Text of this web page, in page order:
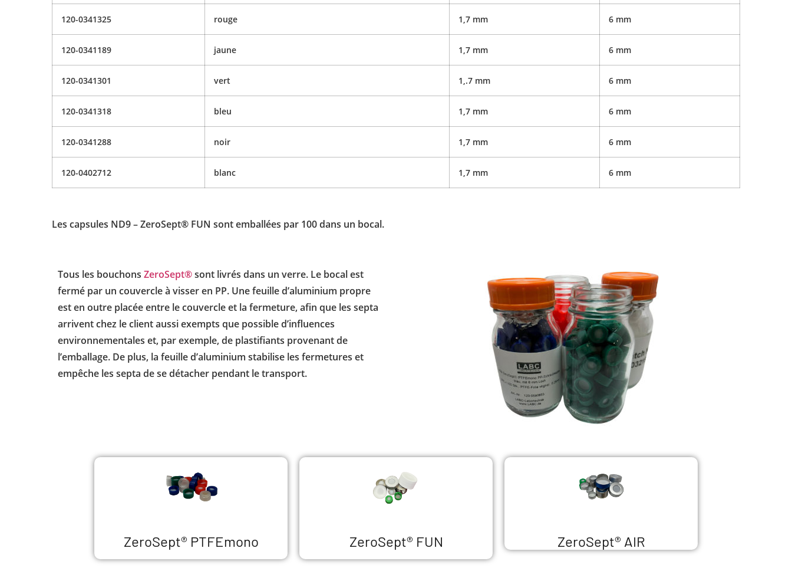
120-0341325 rouge 1,7 mm 6 mm
120-0341189 jaune 1,7 mm 6 mm
120-0341301 vert 1,.7 mm 6 mm
120-0341318 bleu 1,7 mm 6 mm
120-0341288 noir 1,7 mm 6 mm
120-0402712 blanc 1,7 mm 6 mm
Les capsules ND9 – ZeroSept® FUN sont emballées par 100 dans un bocal.
Tous les bouchons ZeroSept®sont livrés dans un verre. Le bocal est
fermé par un couvercle à visser en PP. Une feuille d’aluminium propre
est en outre placée entre le couvercle et la fermeture, afin que les septa
arrivent chez le client aussi exempts que possible d’influences
environnementales et, par exemple, de plastifiants provenant de
l’emballage. De plus, la feuille d’aluminium stabilise les fermetures et
empêche les septa de se détacher pendant le transport.
ZeroSept® PTFEmono ZeroSept® FUN ZeroSept® AIR